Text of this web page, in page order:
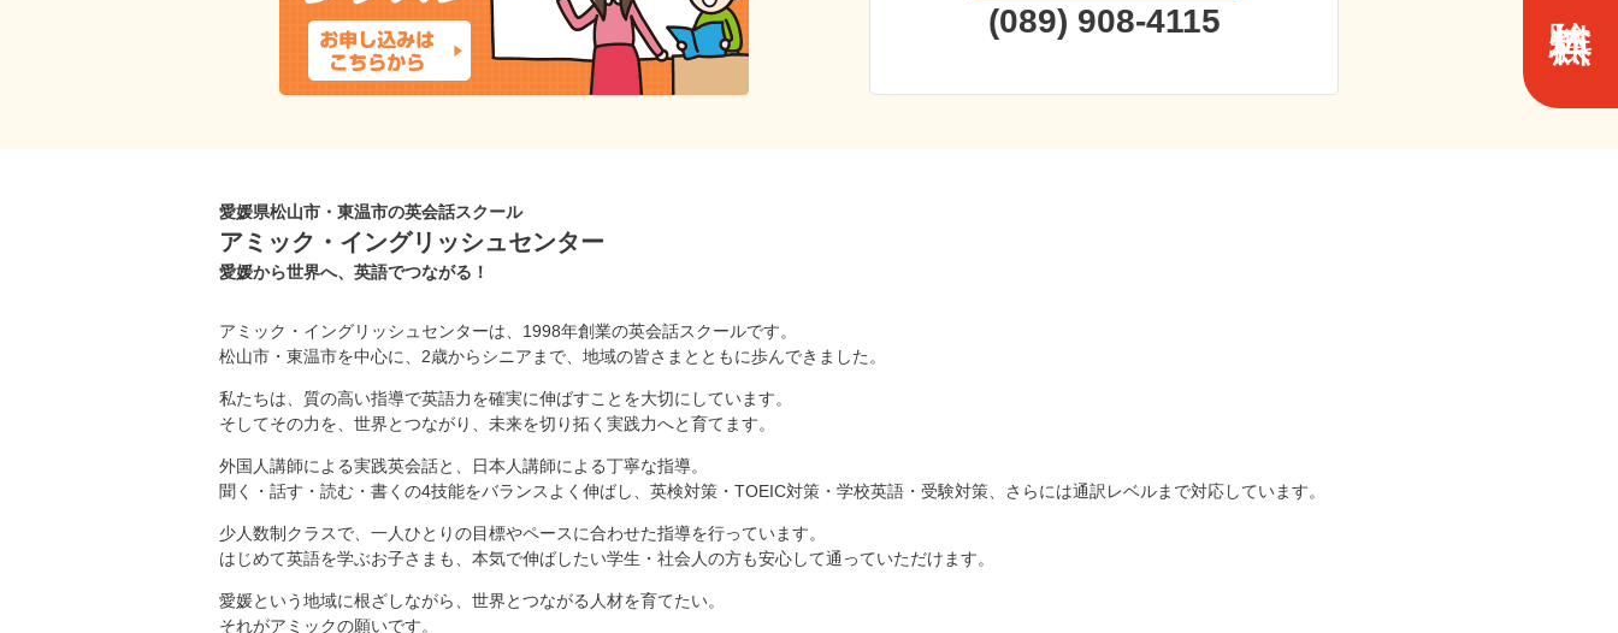
(089) 908-4115
愛媛県松山市・東温市の英会話スクール
アミック・イングリッシュセンター
愛媛から世界へ、英語でつながる！
アミック・イングリッシュセンターは、1998年創業の英会話スクールです。
松山市・東温市を中心に、2歳からシニアまで、地域の皆さまとともに歩んできました。
私たちは、質の高い指導で英語力を確実に伸ばすことを大切にしています。
そしてその力を、世界とつながり、未来を切り拓く実践力へと育てます。
外国人講師による実践英会話と、日本人講師による丁寧な指導。
聞く・話す・読む・書くの4技能をバランスよく伸ばし、英検対策・TOEIC対策・学校英語・受験対策、さらには通訳レベルまで対応しています。
少人数制クラスで、一人ひとりの目標やペースに合わせた指導を行っています。
はじめて英語を学ぶお子さまも、本気で伸ばしたい学生・社会人の方も安心して通っていただけます。
愛媛という地域に根ざしながら、世界とつながる人材を育てたい。
それがアミックの願いです。